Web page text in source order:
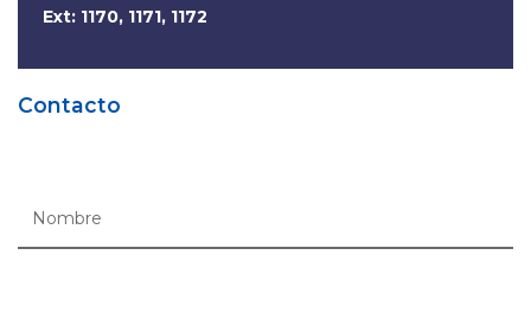
Ext: 1170, 1171, 1172
Contacto